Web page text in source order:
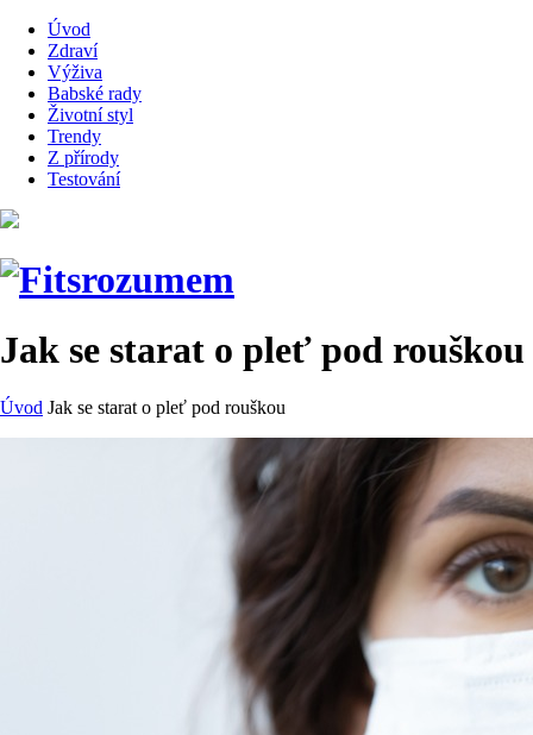
Úvod
Zdraví
Výživa
Babské rady
Životní styl
Trendy
Z přírody
Testování
Jak se starat o pleť pod rouškou
Úvod Jak se starat o pleť pod rouškou